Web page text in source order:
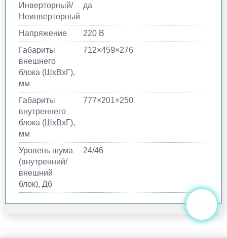
Инверторный/
Неинверторный
да
Напряжение
220 В
Габариты
внешнего
блока (ШхВхГ),
мм
712×459×276
Габариты
внутреннего
блока (ШхВхГ),
мм
777×201×250
Уровень шума
(внутренний/
внешний
блок), Дб
24/46